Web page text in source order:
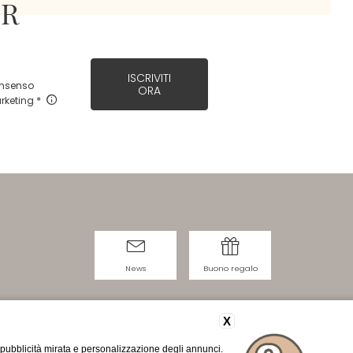
ISCRIVITI
ORA
News Buono regalo
X
mirata e personalizzazione degli annunci.